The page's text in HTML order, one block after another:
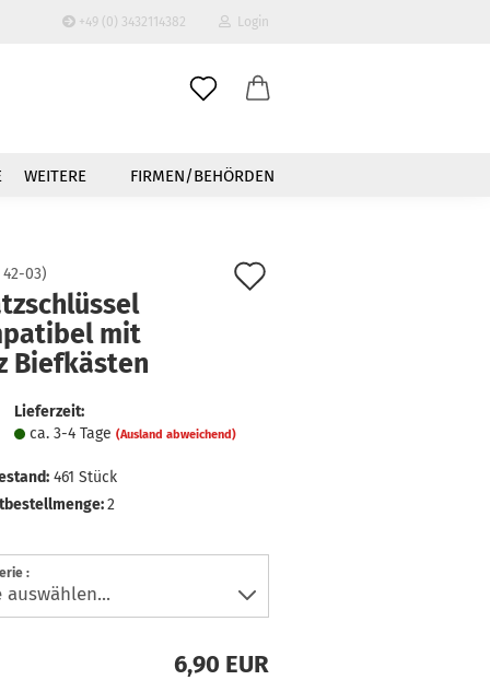
+49 (0) 3432114382 Login
erstellen
vergessen?
FIRMEN/BEHÖRDEN
WEITERE
42-03)
mit
Biefkästen
Lieferzeit:
ca. 3-4 Tage (Ausland abweichend)
461 Stück
2
:
6,90 EUR